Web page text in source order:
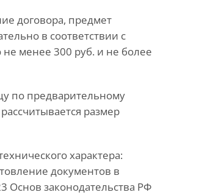
договора, предмет
в соответствии с
не менее 300 руб. и не более
по предварительному
размер
характера:
документов в
Основ законодательства РФ